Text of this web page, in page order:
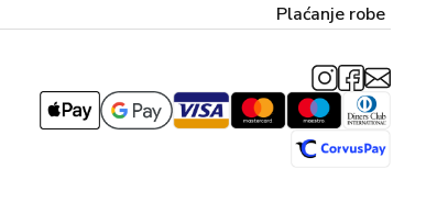
Plaćanje robe